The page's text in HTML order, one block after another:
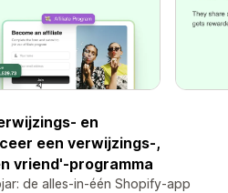
en
een verwijzings-,
vriend'-programma
de alles-in-één Shopify-app